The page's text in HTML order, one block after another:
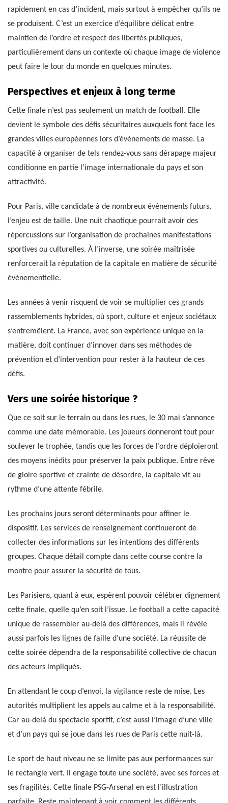
rapidement en cas d’incident, mais surtout à empêcher qu’ils ne
se produisent. C’est un exercice d’équilibre délicat entre
maintien de l’ordre et respect des libertés publiques,
particulièrement dans un contexte où chaque image de violence
peut faire le tour du monde en quelques minutes.
Perspectives et enjeux à long terme
Cette finale n’est pas seulement un match de football. Elle
devient le symbole des défis sécuritaires auxquels font face les
grandes villes européennes lors d’événements de masse. La
capacité à organiser de tels rendez-vous sans dérapage majeur
conditionne en partie l’image internationale du pays et son
attractivité.
Pour Paris, ville candidate à de nombreux événements futurs,
l’enjeu est de taille. Une nuit chaotique pourrait avoir des
répercussions sur l’organisation de prochaines manifestations
sportives ou culturelles. À l’inverse, une soirée maîtrisée
renforcerait la réputation de la capitale en matière de sécurité
événementielle.
Les années à venir risquent de voir se multiplier ces grands
rassemblements hybrides, où sport, culture et enjeux sociétaux
s’entremêlent. La France, avec son expérience unique en la
matière, doit continuer d’innover dans ses méthodes de
prévention et d’intervention pour rester à la hauteur de ces
défis.
Vers une soirée historique ?
Que ce soit sur le terrain ou dans les rues, le 30 mai s’annonce
comme une date mémorable. Les joueurs donneront tout pour
soulever le trophée, tandis que les forces de l’ordre déploieront
des moyens inédits pour préserver la paix publique. Entre rêve
de gloire sportive et crainte de désordre, la capitale vit au
rythme d’une attente fébrile.
Les prochains jours seront déterminants pour affiner le
dispositif. Les services de renseignement continueront de
collecter des informations sur les intentions des différents
groupes. Chaque détail compte dans cette course contre la
montre pour assurer la sécurité de tous.
Les Parisiens, quant à eux, espèrent pouvoir célébrer dignement
cette finale, quelle qu’en soit l’issue. Le football a cette capacité
unique de rassembler au-delà des différences, mais il révèle
aussi parfois les lignes de faille d’une société. La réussite de
cette soirée dépendra de la responsabilité collective de chacun
des acteurs impliqués.
En attendant le coup d’envoi, la vigilance reste de mise. Les
autorités multiplient les appels au calme et à la responsabilité.
Car au-delà du spectacle sportif, c’est aussi l’image d’une ville
et d’un pays qui se joue dans les rues de Paris cette nuit-là.
Le sport de haut niveau ne se limite pas aux performances sur
le rectangle vert. Il engage toute une société, avec ses forces et
ses fragilités. Cette finale PSG-Arsenal en est l’illustration